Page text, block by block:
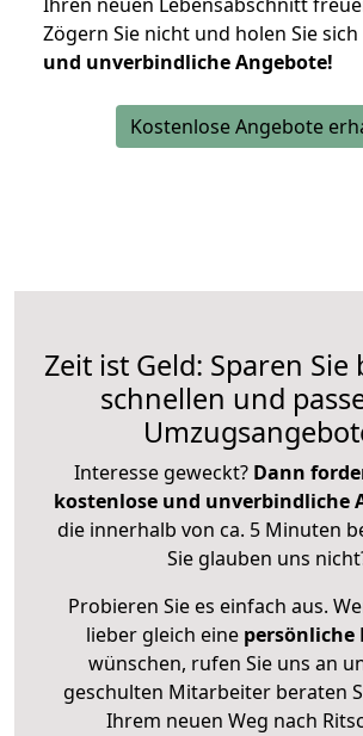
Zögern Sie nicht und holen Sie sich
und unverbindliche Angebote!
Kostenlose Angebote
Zeit ist Geld: Sparen Sie
schnellen und
Interesse geweckt? Dann
kostenlose und unverbindliche
die innerhalb von ca. 5 Minuten
Sie glauben uns
Probieren Sie es einfach aus.
lieber gleich eine persönliche
wünschen, rufen Sie uns an
geschulten Mitarbeiter beraten
Ihrem neuen Weg nach